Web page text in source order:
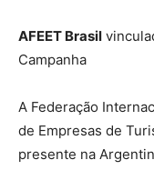
AFEET Brasil
Campanha
A Federação
de Empresas de
presente na